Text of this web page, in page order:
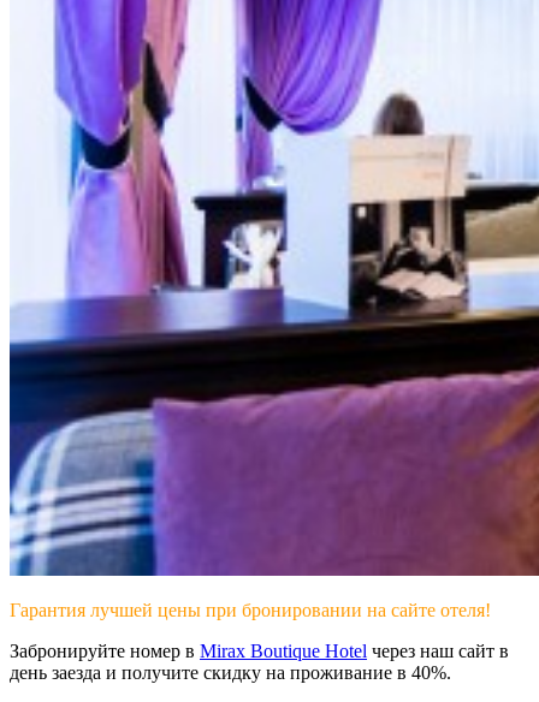
Гарантия лучшей цены при бронировании на сайте отеля!
Забронируйте номер в Mirax Boutique Hotel через наш сайт в
день заезда и получите скидку на проживание в 40%.